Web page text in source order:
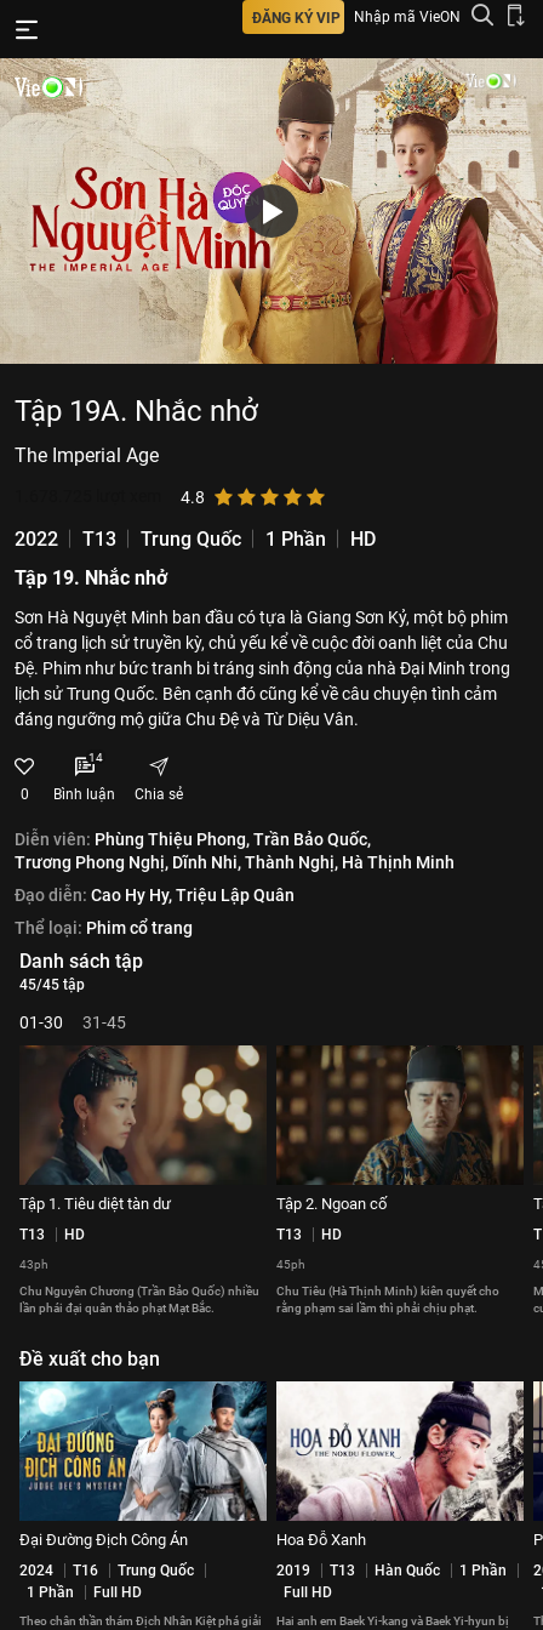
ĐĂNG KÝ VIP Nhập mã VieON
Tập 19A. Nhắc nhở
The Imperial Age
4.8
2022 T13 Trung Quốc 1 Phần
HD
Tập 19. Nhắc nhở
Sơn Hà Nguyệt Minh ban đầu có tựa là Giang Sơn Kỷ, một bộ phim
cổ trang lịch sử truyền kỳ, chủ yếu kể về cuộc đời oanh liệt của Chu
Đệ. Phim như bức tranh bi tráng sinh động của nhà Đại Minh trong
lịch sử Trung Quốc. Bên cạnh đó cũng kể về câu chuyện tình cảm
đáng ngưỡng mộ giữa Chu Đệ và Từ Diệu Vân.
0
14
Bình luận Chia sẻ
Diễn viên: Phùng Thiệu Phong,Trần Bảo Quốc,
Trương Phong Nghị, Dĩnh Nhi,Thành Nghị, Hà Thịnh Minh
Đạo diễn: Cao Hy Hy,Triệu Lập Quân
Thể loại: Phim cổ trang
Danh sách tập
45/45 tập
01-30 31-45
Tập 1. Tiêu diệt tàn dư
T13 HD
43ph
Chu Nguyên Chương (Trần Bảo Quốc) nhiều
lần phái đại quân thảo phạt Mạt Bắc.
Tập 2. Ngoan cố
T13 HD
45ph
Chu Tiêu (Hà Thịnh Minh) kiên quyết cho
rằng phạm sai lầm thì phải chịu phạt.
Đề xuất cho bạn
Đại Đường Địch Công Án
2024 T16
Trung Quốc
1 Phần
Full HD
Theo chân thần thám Địch Nhân Kiệt phá giải
Hoa Đỗ Xanh
2019 T13 Hàn Quốc
1 Phần
Full HD
Hai anh em Baek Yi-kang và Baek Yi-hyun bị